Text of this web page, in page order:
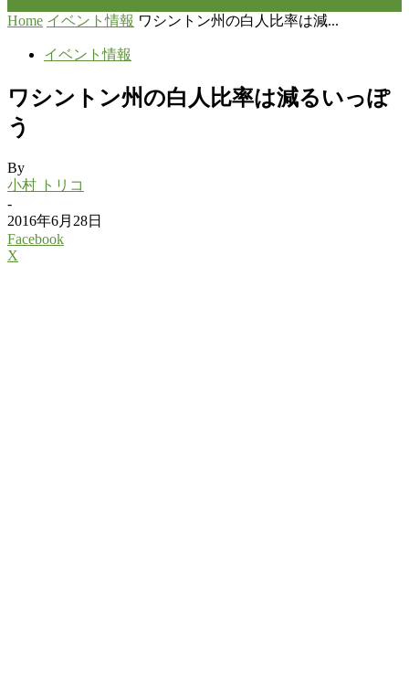
Home イベント情報 ワシントン州の白人比率は減...
イベント情報
ワシントン州の白人比率は減るいっぽ
う
By
小村 トリコ
-
2016年6月28日
Facebook
X